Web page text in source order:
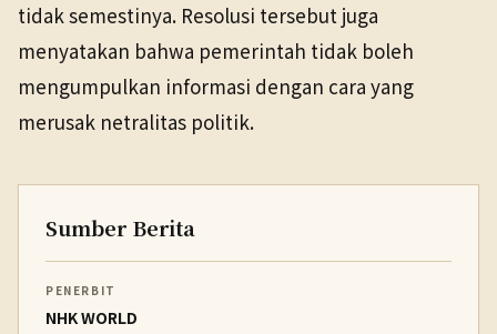
tidak semestinya. Resolusi tersebut juga
menyatakan bahwa pemerintah tidak boleh
mengumpulkan informasi dengan cara yang
merusak netralitas politik.
Sumber Berita
PENERBIT
NHK WORLD